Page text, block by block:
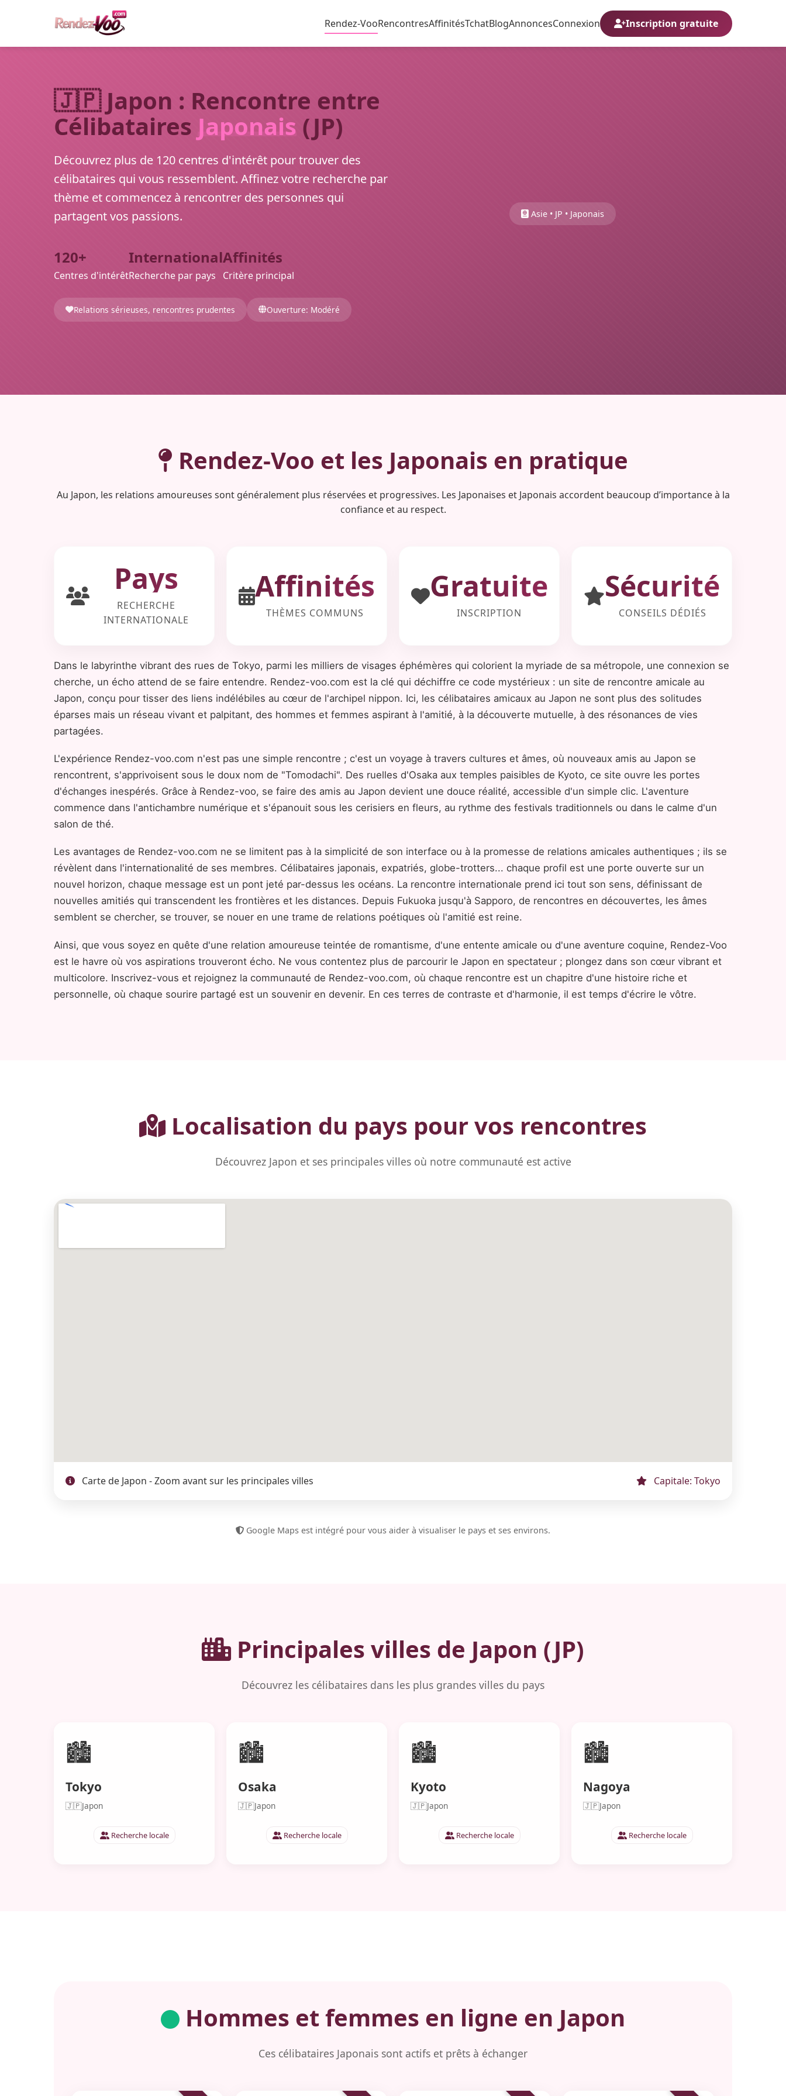
Rendez-VooRencontresAffinitésTchatBlogAnnoncesConnexion Inscription gratuite
🇯🇵 Japon : Rencontre entre
Célibataires Japonais (JP)
Découvrez plus de 120 centres d'intérêt pour trouver des
célibataires qui vous ressemblent. Affinez votre recherche par
thème et commencez à rencontrer des personnes qui
partagent vos passions.
120+
Centres d'intérêt
International
Recherche par pays
Affinités
Critère principal
Relations sérieuses, rencontres prudentes Ouverture: Modéré
Asie • JP • Japonais
Rendez-Voo et les Japonais en pratique
Au Japon, les relations amoureuses sont généralement plus réservées et progressives. Les Japonaises et Japonais accordent beaucoup d’importance à la
confiance et au respect.
Pays
RECHERCHE
INTERNATIONALE
Affinités
THÈMES COMMUNS
Gratuite
INSCRIPTION
Sécurité
CONSEILS DÉDIÉS
Dans le labyrinthe vibrant des rues de Tokyo, parmi les milliers de visages éphémères qui colorient la myriade de sa métropole, une connexion se
cherche, un écho attend de se faire entendre. Rendez-voo.com est la clé qui déchiffre ce code mystérieux : un site de rencontre amicale au
Japon, conçu pour tisser des liens indélébiles au cœur de l'archipel nippon. Ici, les célibataires amicaux au Japon ne sont plus des solitudes
éparses mais un réseau vivant et palpitant, des hommes et femmes aspirant à l'amitié, à la découverte mutuelle, à des résonances de vies
partagées.
L'expérience Rendez-voo.com n'est pas une simple rencontre ; c'est un voyage à travers cultures et âmes, où nouveaux amis au Japon se
rencontrent, s'apprivoisent sous le doux nom de "Tomodachi". Des ruelles d'Osaka aux temples paisibles de Kyoto, ce site ouvre les portes
d'échanges inespérés. Grâce à Rendez-voo, se faire des amis au Japon devient une douce réalité, accessible d'un simple clic. L'aventure
commence dans l'antichambre numérique et s'épanouit sous les cerisiers en fleurs, au rythme des festivals traditionnels ou dans le calme d'un
salon de thé.
Les avantages de Rendez-voo.com ne se limitent pas à la simplicité de son interface ou à la promesse de relations amicales authentiques ; ils se
révèlent dans l'internationalité de ses membres. Célibataires japonais, expatriés, globe-trotters... chaque profil est une porte ouverte sur un
nouvel horizon, chaque message est un pont jeté par-dessus les océans. La rencontre internationale prend ici tout son sens, définissant de
nouvelles amitiés qui transcendent les frontières et les distances. Depuis Fukuoka jusqu'à Sapporo, de rencontres en découvertes, les âmes
semblent se chercher, se trouver, se nouer en une trame de relations poétiques où l'amitié est reine.
Ainsi, que vous soyez en quête d'une relation amoureuse teintée de romantisme, d'une entente amicale ou d'une aventure coquine, Rendez-Voo
est le havre où vos aspirations trouveront écho. Ne vous contentez plus de parcourir le Japon en spectateur ; plongez dans son cœur vibrant et
multicolore. Inscrivez-vous et rejoignez la communauté de Rendez-voo.com, où chaque rencontre est un chapitre d'une histoire riche et
personnelle, où chaque sourire partagé est un souvenir en devenir. En ces terres de contraste et d'harmonie, il est temps d'écrire le vôtre.
Localisation du pays pour vos rencontres
Découvrez Japon et ses principales villes où notre communauté est active
Carte de Japon - Zoom avant sur les principales villes Capitale: Tokyo
Google Maps est intégré pour vous aider à visualiser le pays et ses environs.
Principales villes de Japon (JP)
Découvrez les célibataires dans les plus grandes villes du pays
🏙️
Tokyo
🇯🇵Japon
Recherche locale
🏙️
Osaka
🇯🇵Japon
Recherche locale
🏙️
Kyoto
🇯🇵Japon
Recherche locale
🏙️
Nagoya
🇯🇵Japon
Recherche locale
Hommes et femmes en ligne en Japon
Ces célibataires Japonais sont actifs et prêts à échanger